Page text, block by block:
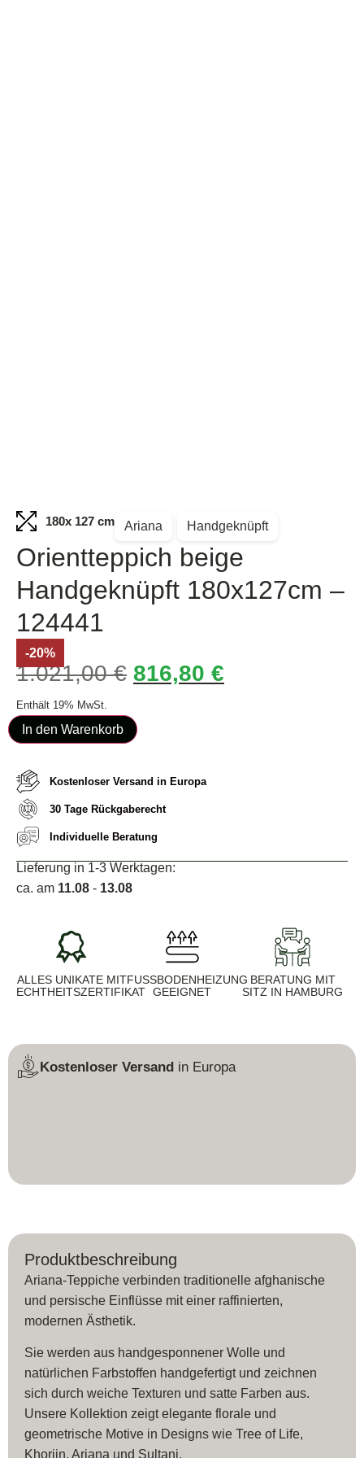
180x 127 cm Ariana Handgeknüpft
Orientteppich beige
Handgeknüpft 180x127cm –
124441
-20%
1.021,00€ 816,80 €
Enthält 19% MwSt.
In den Warenkorb
Kostenloser Versand in Europa
30 Tage Rückgaberecht
Individuelle Beratung
Lieferung in 1-3 Werktagen:
ca. am 11.08 - 13.08
ALLES UNIKATE MIT
ECHTHEITSZERTIFIKAT
FUSSBODENHEIZUNG G
EEIGNET
BERATUNG MIT
SITZ IN HAMBURG
Kostenloser Versand in Europa
Produktbeschreibung
Ariana-Teppiche verbinden traditionelle afghanische
und persische Einflüsse mit einer raffinierten,
modernen Ästhetik.
Sie werden aus handgesponnener Wolle und
natürlichen Farbstoffen handgefertigt und zeichnen
sich durch weiche Texturen und satte Farben aus.
Unsere Kollektion zeigt elegante florale und
geometrische Motive in Designs wie Tree of Life,
Khorjin, Ariana und Sultani.